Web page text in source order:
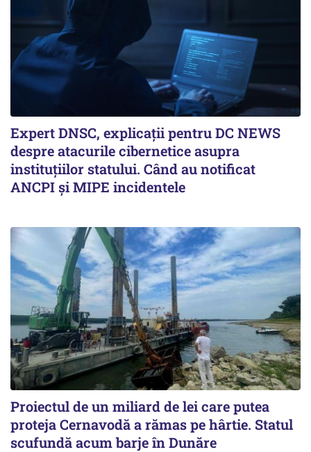
Expert DNSC, explicații pentru DC NEWS
despre atacurile cibernetice asupra
instituțiilor statului. Când au notificat
ANCPI și MIPE incidentele
Proiectul de un miliard de lei care putea
proteja Cernavodă a rămas pe hârtie. Statul
scufundă acum barje în Dunăre